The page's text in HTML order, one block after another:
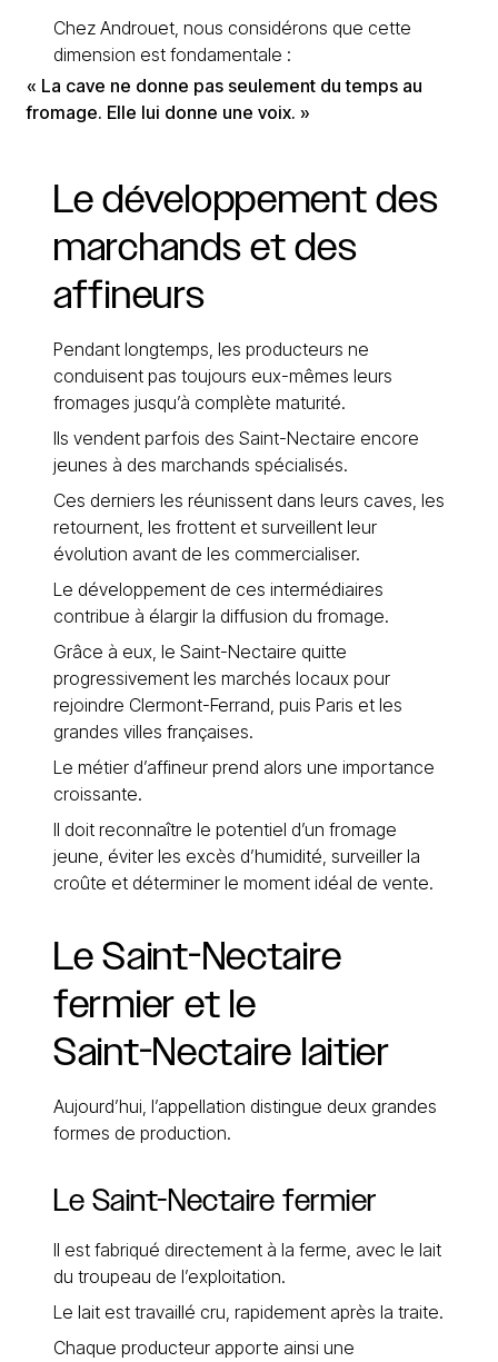
Chez Androuet, nous considérons que cette
dimension est fondamentale :
« La cave ne donne pas seulement du temps au
fromage. Elle lui donne une voix. »
Ledéveloppement des
marchands et des
affineurs
Pendant longtemps, les producteurs ne
conduisent pas toujours eux-mêmes leurs
fromages jusqu’à complète maturité.
Ils vendent parfois des Saint-Nectaire encore
jeunes à des marchands spécialisés.
Ces derniers les réunissent dans leurs caves, les
retournent, les frottent et surveillent leur
évolution avant de les commercialiser.
Le développement de ces intermédiaires
contribue à élargir la diffusion du fromage.
Grâce à eux, le Saint-Nectaire quitte
progressivement les marchés locaux pour
rejoindre Clermont-Ferrand, puis Paris et les
grandes villes françaises.
Le métier d’affineur prend alors une importance
croissante.
Il doit reconnaître le potentiel d’un fromage
jeune, éviter les excès d’humidité, surveiller la
croûte et déterminer le moment idéal de vente.
LeSaint-Nectaire
fermier et le
Saint-Nectaire laitier
Aujourd’hui, l’appellation distingue deux grandes
formes de production.
Le Saint-Nectaire fermier
Il est fabriqué directement à la ferme, avec le lait
du troupeau de l’exploitation.
Le lait est travaillé cru, rapidement après la traite.
Chaque producteur apporte ainsi une